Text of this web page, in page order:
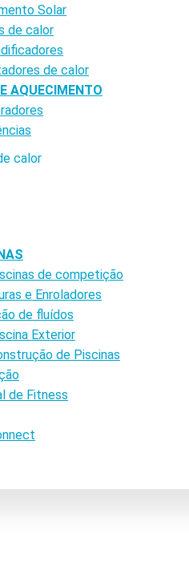
Solar
de calor
de calor
AQUECIMENTO
de competição
e Enroladores
de fluídos
Exterior
de Piscinas
de Fitness